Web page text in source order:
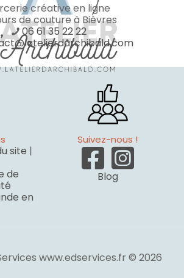
créative en ligne
de couture à Bièvres
06 61 35 22 22
site |
de
en
Suivez-nous !
Blog
www.edservices.fr © 2026